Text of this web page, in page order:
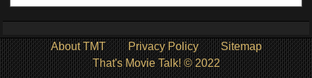
About TMT Privacy Policy
Sitemap
That's Movie Talk! © 2022